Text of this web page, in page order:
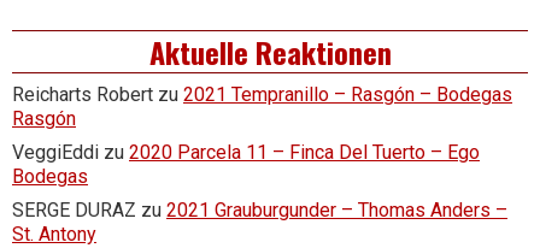
Aktuelle Reaktionen
Reicharts Robert zu 2021 Tempranillo – Rasgón – Bodegas
Rasgón
VeggiEddi zu 2020 Parcela 11 – Finca Del Tuerto – Ego
Bodegas
SERGE DURAZ zu 2021 Grauburgunder – Thomas Anders –
St. Antony